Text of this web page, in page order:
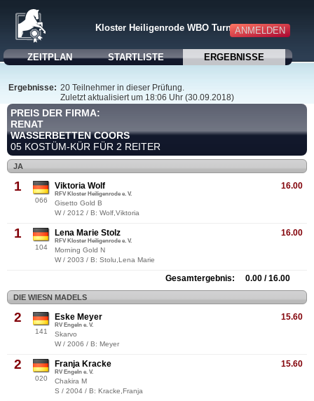
ANMELDEN
Kloster Heiligenrode WBO Turnier 2018
ZEITPLAN STARTLISTE ERGEBNISSE
Ergebnisse: 20 Teilnehmer in dieser Prüfung.
Zuletzt aktualisiert um 18:06 Uhr (30.09.2018)
PREIS DER FIRMA:
RENAT
WASSERBETTEN COORS
05 KOSTÜM-KÜR FÜR 2 REITER
JA
1
066
16.00
Viktoria Wolf
RFV Kloster Heiligenrode e. V.
Gisetto Gold B
W / 2012 / B: Wolf,Viktoria
1
104
16.00
Lena Marie Stolz
RFV Kloster Heiligenrode e. V.
Morning Gold N
W / 2003 / B: Stolu,Lena Marie
Gesamtergebnis: 0.00 / 16.00
DIE WIESN MADELS
2
141
15.60
Eske Meyer
RV Engeln e. V.
Skarvo
W / 2006 / B: Meyer
2
020
15.60
Franja Kracke
RV Engeln e. V.
Chakira M
S / 2004 / B: Kracke,Franja